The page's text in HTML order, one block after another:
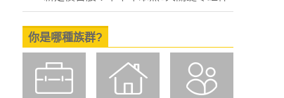
你是哪種族群?